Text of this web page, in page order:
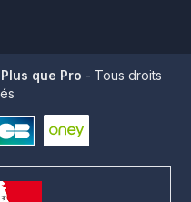
Plus que Pro - Tous droits